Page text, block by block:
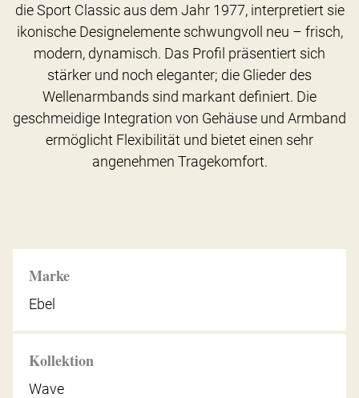
Marke
Ebel
Kollektion
Wave
die Sport Classic aus dem Jahr 1977, interpretiert sie
ikonische Designelemente schwungvoll neu – frisch,
modern, dynamisch. Das Profil präsentiert sich
stärker und noch eleganter; die Glieder des
Wellenarmbands sind markant definiert. Die
geschmeidige Integration von Gehäuse und Armband
ermöglicht Flexibilität und bietet einen sehr
angenehmen Tragekomfort.